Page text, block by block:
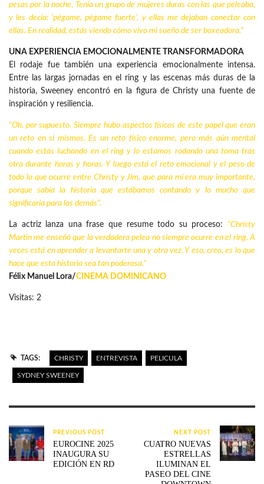
pesas por la noche. Tenía un grupo de mujeres duras con las que peleaba,
y les decía: ‘pégame, pégame fuerte’, y ellas me dejaban conectar con
ellas. En realidad, estás viendo cómo vivo mi sueño de ser boxeadora.”
UNA EXPERIENCIA EMOCIONALMENTE TRANSFORMADORA
El rodaje fue también una experiencia emocionalmente intensa.
Entre las largas jornadas en el ring y las escenas más duras de la
historia, Sweeney encontró en la figura de Christy una fuente de
inspiración y resiliencia.
“Oh, por supuesto. Siempre hubo aspectos físicos de este papel que eran
un reto en sí mismos. Es un reto físico enorme, pero más aún mental
cuando estás luchando en el ring y lo estamos rodando una toma tras
otra durante horas y horas. Y luego está el reto emocional y el peso de
todo lo que ocurre entre Christy y Jim, que para mí era muy importante,
porque sabía la historia que estábamos contando y lo mucho que
significaría para los demás”.
La actriz lanza una frase que resume todo su proceso: “Christy
Martin me enseñó que la verdadera pelea no siempre ocurre en el ring. A
veces está en aprender a levantarte una y otra vez. Y eso, creo, es lo que
hace que esta historia sea tan poderosa.”
Félix Manuel Lora/CINEMA DOMINICANO
Visitas: 2
TAGS: CHRISTY ENTREVISTA PELICULA
SYDNEY SWEENEY
PREVIOUS POST
EUROCINE 2025
INAUGURA SU
EDICIÓN EN RD
NEXT POST
CUATRO NUEVAS
ESTRELLAS
ILUMINAN EL
PASEO DEL CINE